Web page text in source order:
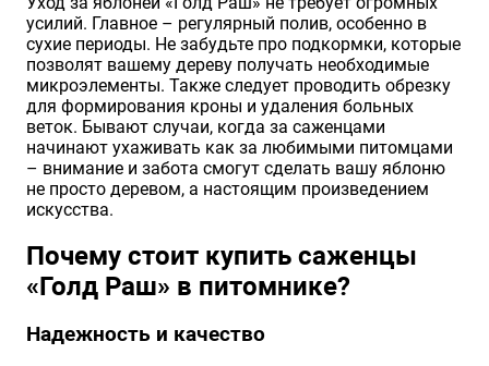
усилий. Главное – регулярный полив, особенно в
сухие периоды. Не забудьте про подкормки, которые
позволят вашему дереву получать необходимые
микроэлементы. Также следует проводить обрезку
для формирования кроны и удаления больных
веток. Бывают случаи, когда за саженцами
начинают ухаживать как за любимыми питомцами
– внимание и забота смогут сделать вашу яблоню
не просто деревом, а настоящим произведением
искусства.
Почему стоит купить саженцы
«Голд Раш» в питомнике?
Надежность и качество